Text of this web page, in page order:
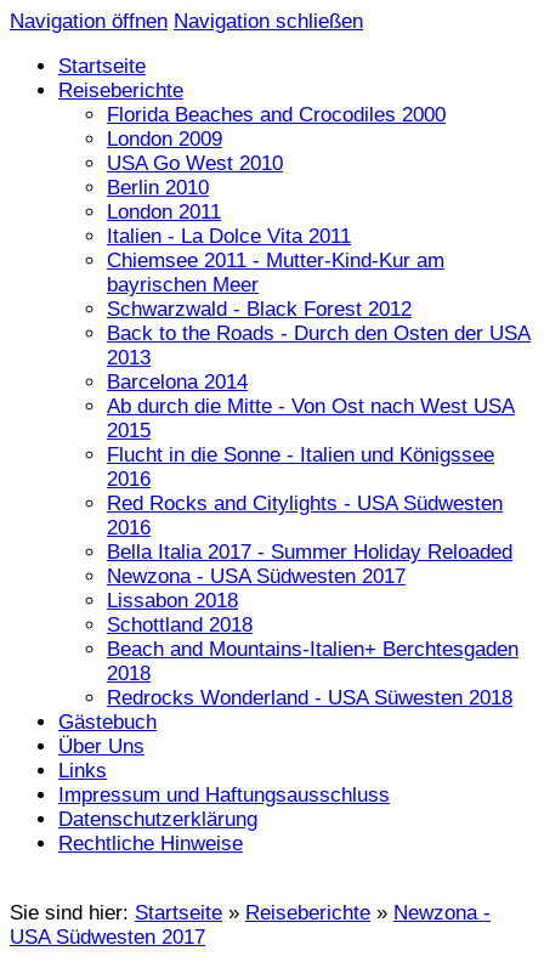
Navigation öffnen Navigation schließen
Startseite
Reiseberichte
Florida Beaches and Crocodiles 2000
London 2009
USA Go West 2010
Berlin 2010
London 2011
Italien - La Dolce Vita 2011
Chiemsee 2011 - Mutter-Kind-Kur am
bayrischen Meer
Schwarzwald - Black Forest 2012
Back to the Roads - Durch den Osten der USA
2013
Barcelona 2014
Ab durch die Mitte - Von Ost nach West USA
2015
Flucht in die Sonne - Italien und Königssee
2016
Red Rocks and Citylights - USA Südwesten
2016
Bella Italia 2017 - Summer Holiday Reloaded
Newzona - USA Südwesten 2017
Lissabon 2018
Schottland 2018
Beach and Mountains-Italien+ Berchtesgaden
2018
Redrocks Wonderland - USA Süwesten 2018
Gästebuch
Über Uns
Links
Impressum und Haftungsausschluss
Datenschutzerklärung
Rechtliche Hinweise
Sie sind hier: Startseite » Reiseberichte » Newzona -
USA Südwesten 2017